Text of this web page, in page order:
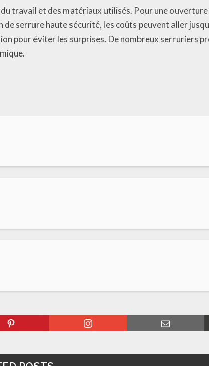
travail et des matériaux utilisés. Pour une
serrure haute sécurité, les coûts peuvent aller
pour éviter les surprises. De nombreux serruriers